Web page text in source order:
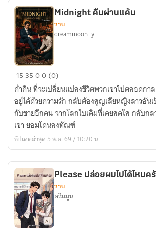
Midnight
คืน
ผ่าน
แค้น
Midnight คืนผ่านแค้น
วาย
dreammoon_y
15 3500 (0)
ค่ำคืน ที่จะเปลี่ยนแปลงชีวิตพวกเขาไปตลอดกา
อยู่ได้ด้วยความรัก กลับต้องสูญเสียหญิงสาวอัน
กับชายอีกคน จากโลกใบเดิมที่เคยสดใส กลับก
เขา ยอมโดนลงทัณฑ์
อัปเดตล่าสุด 5 ส.ค. 69 / 10:20 น.
Please ปล่อยผมไปได้ไหมค
วาย
ดรีมมูน